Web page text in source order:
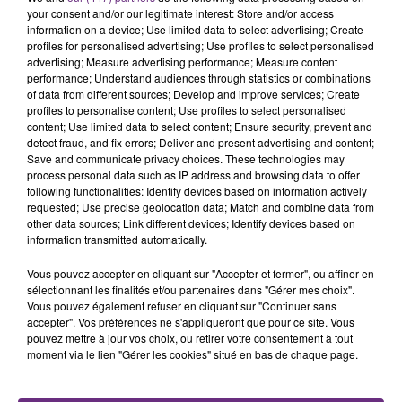
FIL D'ACTU
7 août 2026
LA CENTRALE NUCLÉAIRE DE CHOOZ
TOUJOURS À L'ARRÊT
Cela fait déjà une semaine que la centrale
nucléaire ardennaise est à l'arrêt. Une situation
justifiée par la sécheresse intense qui est toujours
présente.
your consent and/or our legitimate interest: Store and/or access
information on a device; Use limited data to select advertising; Create
profiles for personalised advertising; Use profiles to select personalised
advertising; Measure advertising performance; Measure content
performance; Understand audiences through statistics or combinations
of data from different sources; Develop and improve services; Create
profiles to personalise content; Use profiles to select personalised
content; Use limited data to select content; Ensure security, prevent and
detect fraud, and fix errors; Deliver and present advertising and content;
Save and communicate privacy choices. These technologies may
process personal data such as IP address and browsing data to offer
following functionalities: Identify devices based on information actively
requested; Use precise geolocation data; Match and combine data from
other data sources; Link different devices; Identify devices based on
information transmitted automatically.
Vous pouvez accepter en cliquant sur "Accepter et fermer", ou affiner en
sélectionnant les finalités et/ou partenaires dans "Gérer mes choix".
Vous pouvez également refuser en cliquant sur "Continuer sans
accepter". Vos préférences ne s'appliqueront que pour ce site. Vous
pouvez mettre à jour vos choix, ou retirer votre consentement à tout
moment via le lien "Gérer les cookies" situé en bas de chaque page.